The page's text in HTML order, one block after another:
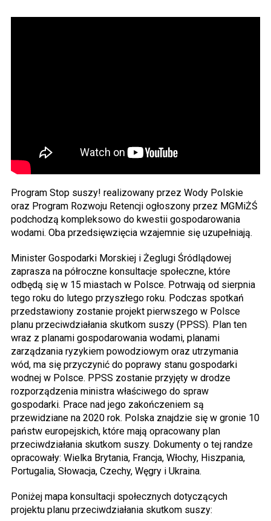
Program Stop suszy! realizowany przez Wody Polskie
oraz Program Rozwoju Retencji ogłoszony przez MGMiŻŚ
podchodzą kompleksowo do kwestii gospodarowania
wodami. Oba przedsięwzięcia wzajemnie się uzupełniają.
Minister Gospodarki Morskiej i Żeglugi Śródlądowej
zaprasza na półroczne konsultacje społeczne, które
odbędą się w 15 miastach w Polsce. Potrwają od sierpnia
tego roku do lutego przyszłego roku. Podczas spotkań
przedstawiony zostanie projekt pierwszego w Polsce
planu przeciwdziałania skutkom suszy (PPSS). Plan ten
wraz z planami gospodarowania wodami, planami
zarządzania ryzykiem powodziowym oraz utrzymania
wód, ma się przyczynić do poprawy stanu gospodarki
wodnej w Polsce. PPSS zostanie przyjęty w drodze
rozporządzenia ministra właściwego do spraw
gospodarki. Prace nad jego zakończeniem są
przewidziane na 2020 rok. Polska znajdzie się w gronie 10
państw europejskich, które mają opracowany plan
przeciwdziałania skutkom suszy. Dokumenty o tej randze
opracowały: Wielka Brytania, Francja, Włochy, Hiszpania,
Portugalia, Słowacja, Czechy, Węgry i Ukraina.
Poniżej mapa konsultacji społecznych dotyczących
projektu planu przeciwdziałania skutkom suszy: